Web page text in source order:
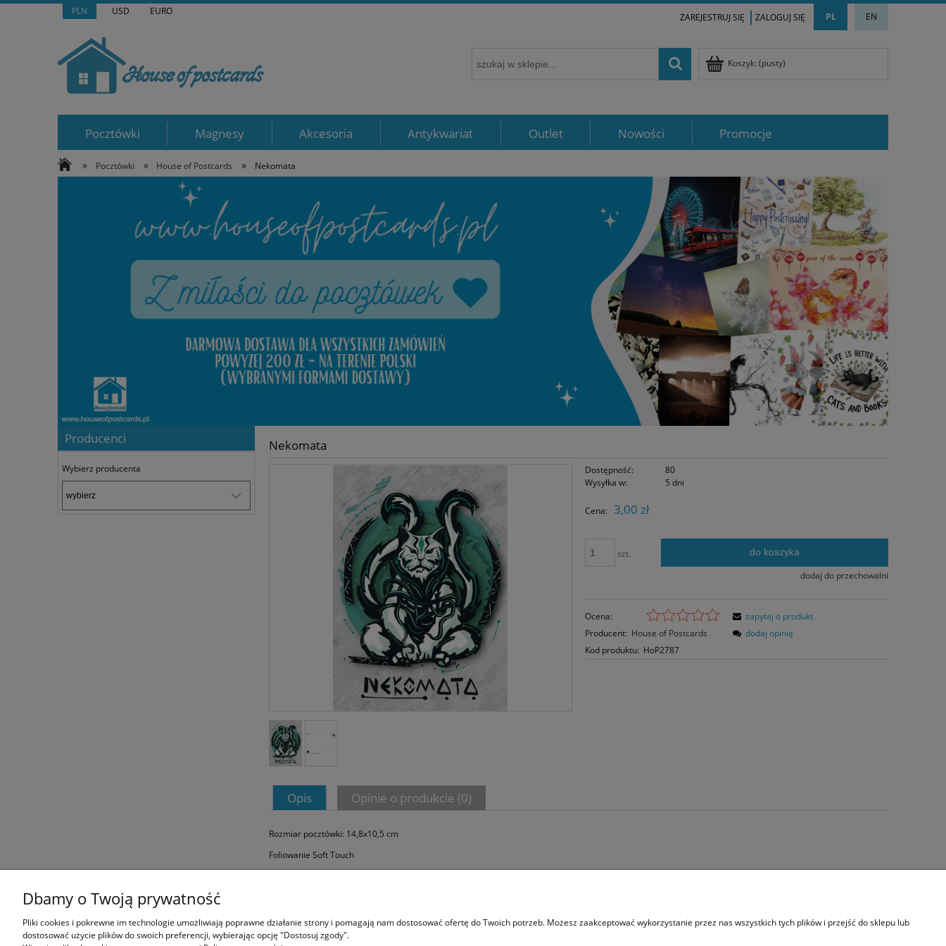
PLN USD EURO PL EN
ZAREJESTRUJ SIĘ ZALOGUJ SIĘ
Koszyk: (pusty)
Pocztówki Magnesy Akcesoria Antykwariat Outlet Nowości Promocje
» Pocztówki » House of Postcards » Nekomata
Producenci
Wybierz producenta
Nekomata
Dostępność:
80
Wysyłka w:
5 dni
Cena: 3,00 zł
szt. do koszyka
dodaj do przechowalni
Ocena:
Producent: House of Postcards
Kod produktu: HoP2787
zapytaj o produkt
dodaj opinię
Opis Opinie o produkcie (0)
Rozmiar pocztówki: 14,8x10,5 cm
Foliowanie Soft Touch
Informacje
Regulamin Twoje zamówienia
Dbamy o Twoją prywatność
Pliki cookies i pokrewne im technologie umożliwiają poprawne działanie strony i pomagają nam dostosować ofertę do Twoich potrzeb. Możesz zaakceptować wykorzystanie przez nas wszystkich tych plików i przejść do sklepu lub
dostosować użycie plików do swoich preferencji, wybierając opcję "Dostosuj zgody".